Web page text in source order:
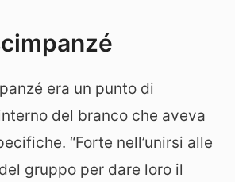
era un punto di
del branco che aveva
“Forte nell’unirsi alle
gruppo per dare loro il